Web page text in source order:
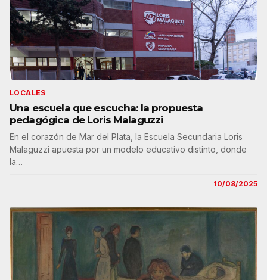
LOCALES
Una escuela que escucha: la propuesta
pedagógica de Loris Malaguzzi
En el corazón de Mar del Plata, la Escuela Secundaria Loris
Malaguzzi apuesta por un modelo educativo distinto, donde
la…
10/08/2025